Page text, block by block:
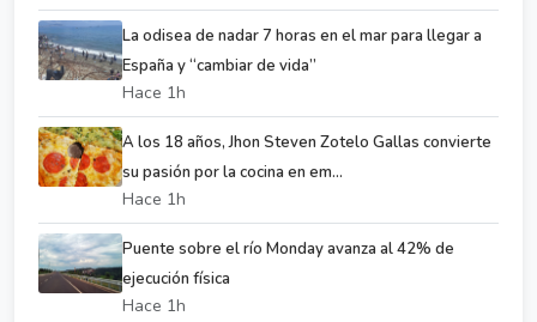
La odisea de nadar 7 horas en el mar para llegar a
España y “cambiar de vida”
Hace 1h
A los 18 años, Jhon Steven Zotelo Gallas convierte
su pasión por la cocina en em...
Hace 1h
Puente sobre el río Monday avanza al 42% de
ejecución física
Hace 1h